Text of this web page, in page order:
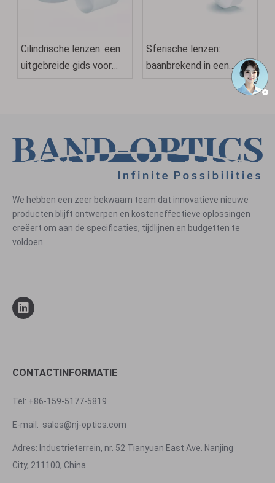
Cilindrische lenzen: een
uitgebreide gids voor
Sferische lenzen:
baanbrekend in een
We hebben een zeer bekwaam team dat innovatieve nieuwe
producten blijft ontwerpen en kosteneffectieve oplossingen
creëert om aan de specificaties, tijdlijnen en budgetten te
voldoen.
CONTACTINFORMATIE
Tel: +86-159-5177-5819
E-mail: sales@nj-optics.com
Adres: Industrieterrein, nr. 52 Tianyuan East Ave. Nanjing
City, 211100, China